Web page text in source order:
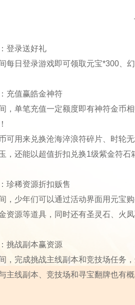
登录送好礼
每日登录游戏即可领取元宝*300、
充值赢皓金神符
，单笔充值一定额度即有神符金币
可用来兑换沧海淬浪符碎片、时轮
，还能以超值折扣兑换1级紫金符石
珍稀资源折扣贩售
，少年们可以通过活动界面用元宝
资源等道具，同时还有圣灵石、火
挑战副本赢资源
，完成挑战主线副本和竞技场任务
主线副本、竞技场和寻宝翻牌也有